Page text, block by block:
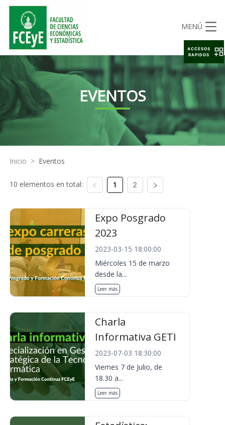
MENÚ
EVENTOS
Inicio > Eventos
10 elementos en total: 1 2
Expo Posgrado
2023
2023-03-15 18:00:00
Miércoles 15 de marzo
desde la...
Leer más
Charla
Informativa GETI
2023-07-03 18:30:00
Viernes 7 de Julio, de
18.30 a...
Leer más
ACCESOS
RAPIDOS